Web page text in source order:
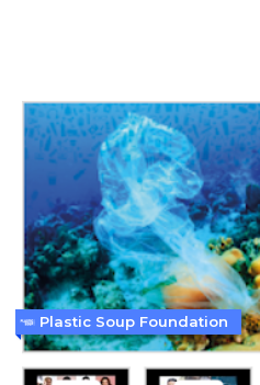
Plastic Soup Foundation